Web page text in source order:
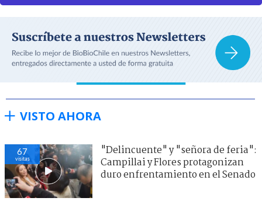
VISTO AHORA
67
visitas
"Delincuente" y "señora de feria":
Campillai y Flores protagonizan
duro enfrentamiento en el Senado